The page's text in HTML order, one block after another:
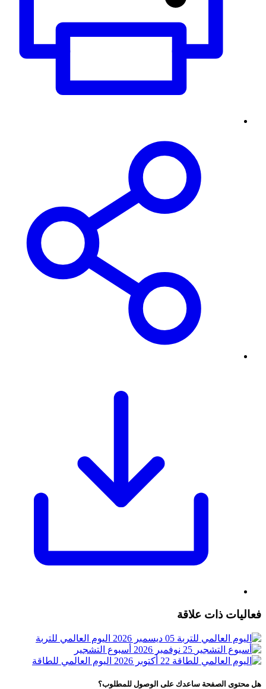
فعاليات ذات علاقة
05 ديسمبر 2026
اليوم العالمي للتربة
25 نوفمبر 2026
أسبوع التشجير
22 أكتوبر 2026
اليوم العالمي للطاقة
هل محتوى الصفحة ساعدك على الوصول للمطلوب؟